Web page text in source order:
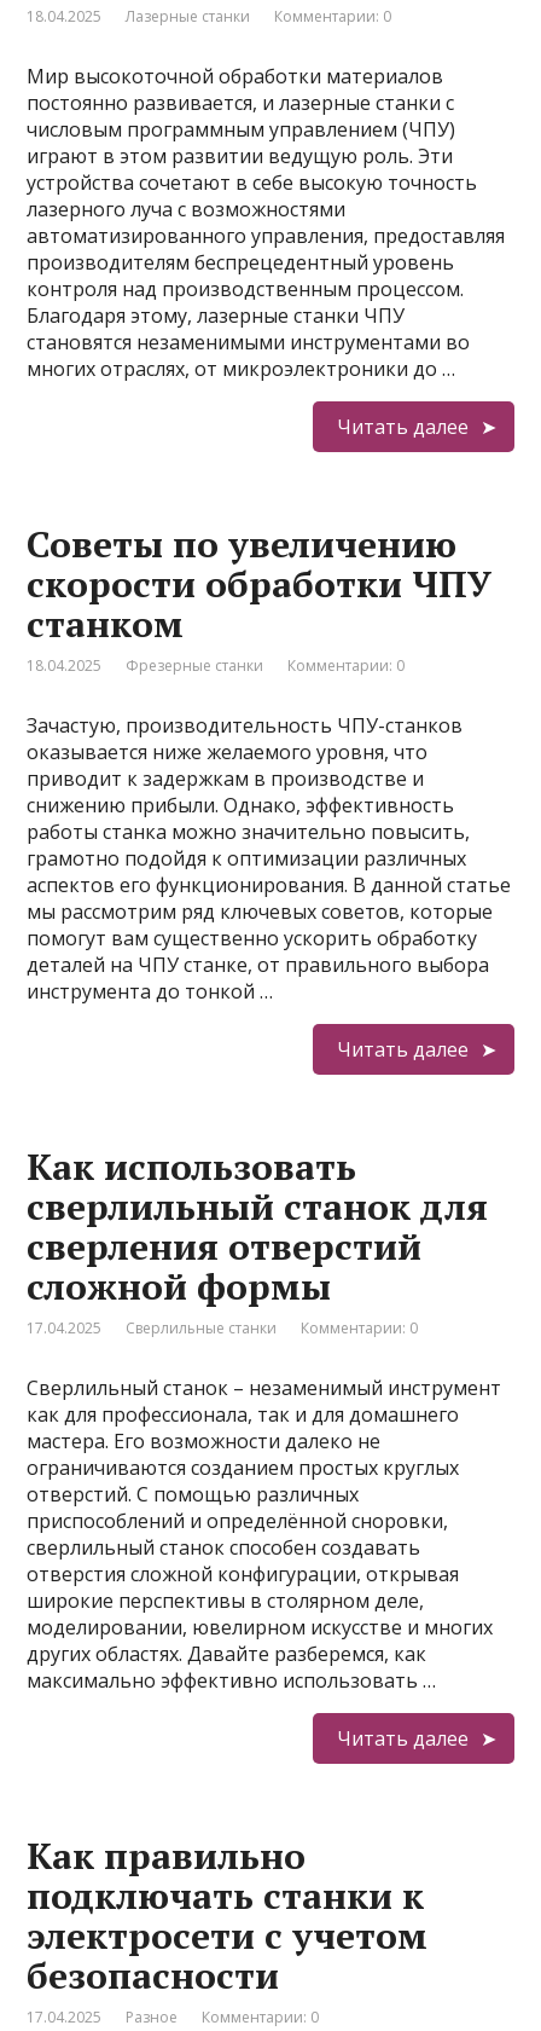
18.04.2025 Лазерные станки Комментарии: 0
Мир высокоточной обработки материалов
постоянно развивается, и лазерные станки с
числовым программным управлением (ЧПУ)
играют в этом развитии ведущую роль. Эти
устройства сочетают в себе высокую точность
лазерного луча с возможностями
автоматизированного управления, предоставляя
производителям беспрецедентный уровень
контроля над производственным процессом.
Благодаря этому, лазерные станки ЧПУ
становятся незаменимыми инструментами во
многих отраслях, от микроэлектроники до …
Читать далее
Советы по увеличению
скорости обработки ЧПУ
станком
18.04.2025 Фрезерные станки Комментарии: 0
Зачастую, производительность ЧПУ-станков
оказывается ниже желаемого уровня, что
приводит к задержкам в производстве и
снижению прибыли. Однако, эффективность
работы станка можно значительно повысить,
грамотно подойдя к оптимизации различных
аспектов его функционирования. В данной статье
мы рассмотрим ряд ключевых советов, которые
помогут вам существенно ускорить обработку
деталей на ЧПУ станке, от правильного выбора
инструмента до тонкой …
Читать далее
Как использовать
сверлильный станок для
сверления отверстий
сложной формы
17.04.2025 Сверлильные станки Комментарии: 0
Сверлильный станок – незаменимый инструмент
как для профессионала, так и для домашнего
мастера. Его возможности далеко не
ограничиваются созданием простых круглых
отверстий. С помощью различных
приспособлений и определённой сноровки,
сверлильный станок способен создавать
отверстия сложной конфигурации, открывая
широкие перспективы в столярном деле,
моделировании, ювелирном искусстве и многих
других областях. Давайте разберемся, как
максимально эффективно использовать …
Читать далее
Как правильно
подключать станки к
электросети с учетом
безопасности
17.04.2025 Разное Комментарии: 0